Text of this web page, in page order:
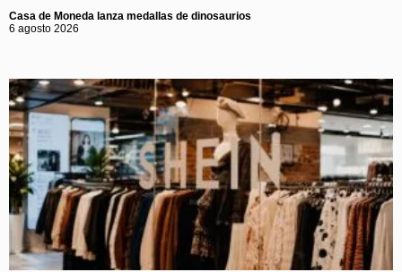
Casa de Moneda lanza medallas de dinosaurios
6 agosto 2026